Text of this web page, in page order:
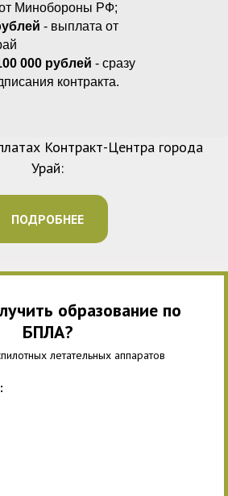
Минобороны РФ;
- выплата от
000 рублей - сразу
контракта.
Контракт-Центра города
Урай:
ПОДРОБНЕЕ
образование по
БПЛА?
летательных аппаратов